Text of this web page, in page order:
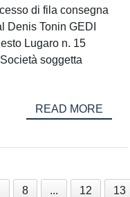
di fila consegna
Denis Tonin GEDI
Lugaro n. 15
soggetta
READ MORE
8 ... 12 13